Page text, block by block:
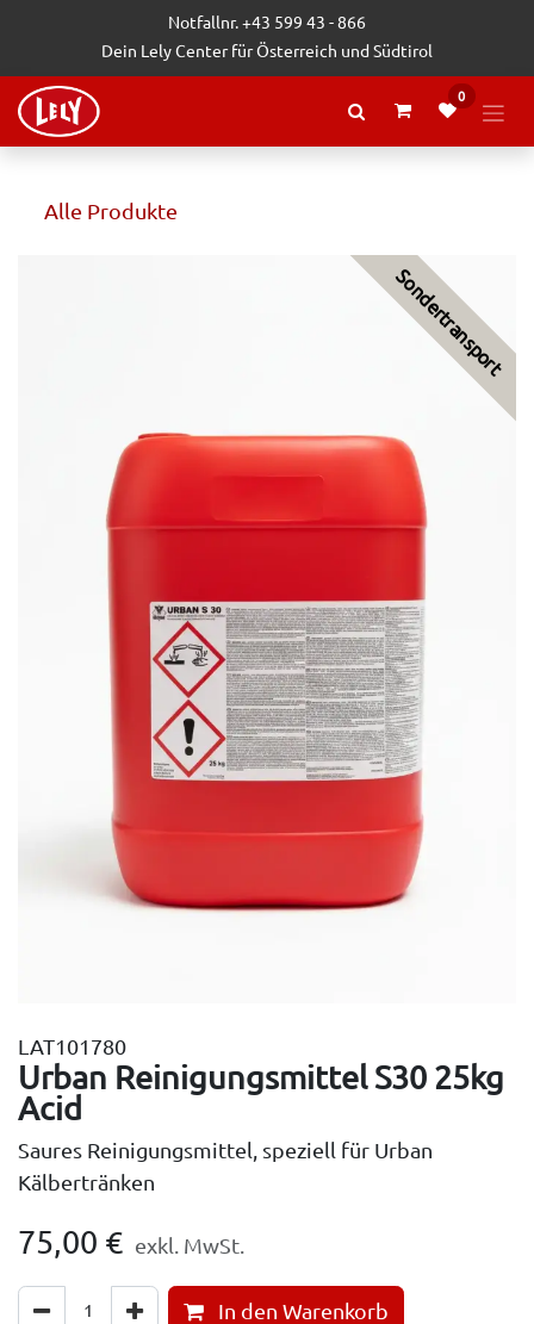
Zum Inhalt springenNotfallnr. +43 599 43 - 866
Dein Lely Center für Österreich und Südtirol
0
Alle Produkte
Sondertransport
LAT101780
Urban Reinigungsmittel S30 25kg
Acid
Saures Reinigungsmittel, speziell für Urban
Kälbertränken
75,00 € exkl. MwSt.
In den Warenkorb